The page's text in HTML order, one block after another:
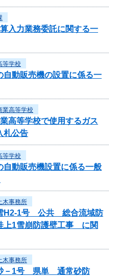
入力業務委託に関する一
等学校
動販売機の設置に係る一
業高等学校
高等学校で使用するガス
札公告
等学校
動販売機設置に係る一般
木事務所
H2-1号 公共 総合流域防
上1雪崩防護壁工事 に関
木事務所
砂－1号 県単 通常砂防